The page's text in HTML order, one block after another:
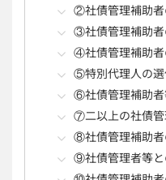
②社債管理補助
③社債管理補助
④社債管理補助
⑤特別代理人の
⑥社債管理補助
⑦二以上の社債管
⑧社債管理補助
⑨社債管理者等